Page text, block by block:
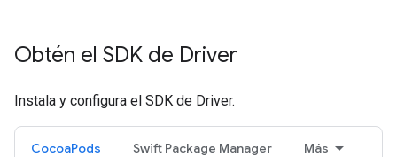
Obtén el SDK de Driver
Instala y configura el SDK de Driver.
CocoaPods Swift Package Manager Más